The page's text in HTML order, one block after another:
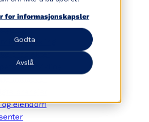
for informasjonskapsler
Godta
Avslå
gjør vi
og
prosjekter
og eiendom